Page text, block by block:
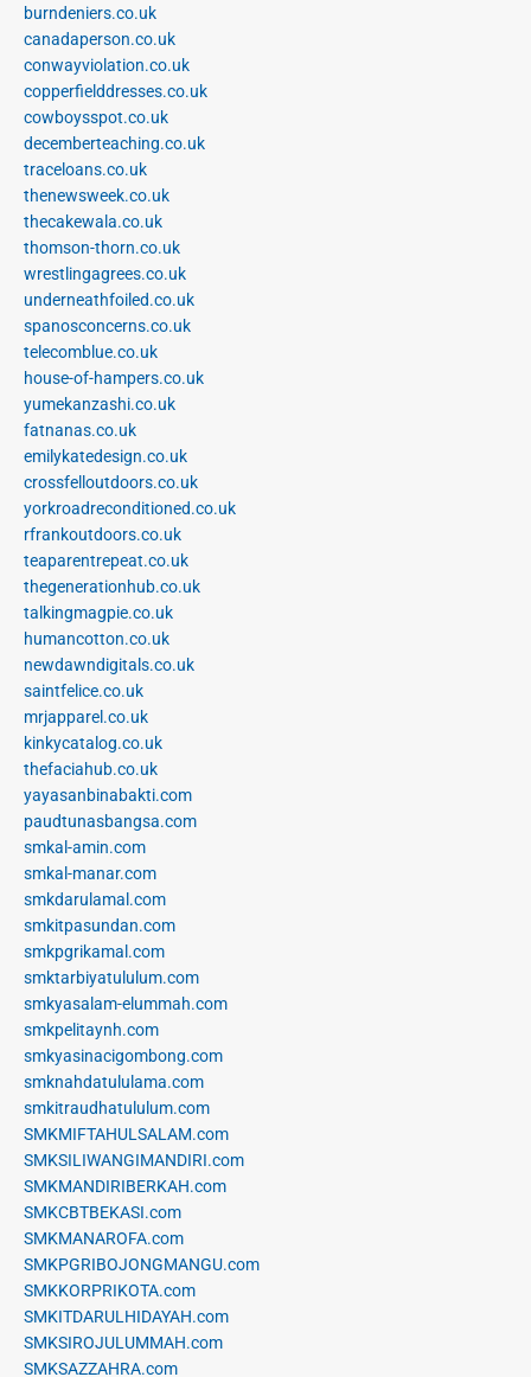
burndeniers.co.uk
canadaperson.co.uk
conwayviolation.co.uk
copperfielddresses.co.uk
cowboysspot.co.uk
decemberteaching.co.uk
traceloans.co.uk
thenewsweek.co.uk
thecakewala.co.uk
thomson-thorn.co.uk
wrestlingagrees.co.uk
underneathfoiled.co.uk
spanosconcerns.co.uk
telecomblue.co.uk
house-of-hampers.co.uk
yumekanzashi.co.uk
fatnanas.co.uk
emilykatedesign.co.uk
crossfelloutdoors.co.uk
yorkroadreconditioned.co.uk
rfrankoutdoors.co.uk
teaparentrepeat.co.uk
thegenerationhub.co.uk
talkingmagpie.co.uk
humancotton.co.uk
newdawndigitals.co.uk
saintfelice.co.uk
mrjapparel.co.uk
kinkycatalog.co.uk
thefaciahub.co.uk
yayasanbinabakti.com
paudtunasbangsa.com
smkal-amin.com
smkal-manar.com
smkdarulamal.com
smkitpasundan.com
smkpgrikamal.com
smktarbiyatululum.com
smkyasalam-elummah.com
smkpelitaynh.com
smkyasinacigombong.com
smknahdatululama.com
smkitraudhatululum.com
SMKMIFTAHULSALAM.com
SMKSILIWANGIMANDIRI.com
SMKMANDIRIBERKAH.com
SMKCBTBEKASI.com
SMKMANAROFA.com
SMKPGRIBOJONGMANGU.com
SMKKORPRIKOTA.com
SMKITDARULHIDAYAH.com
SMKSIROJULUMMAH.com
SMKSAZZAHRA.com